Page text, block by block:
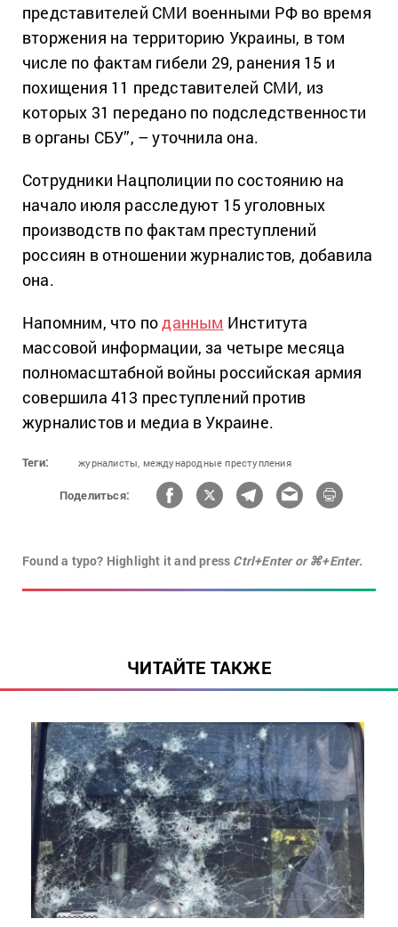
представителей СМИ военными РФ во время
вторжения на территорию Украины, в том
числе по фактам гибели 29, ранения 15 и
похищения 11 представителей СМИ, из
которых 31 передано по подследственности
в органы СБУ”, – уточнила она.
Сотрудники Нацполиции по состоянию на
начало июля расследуют 15 уголовных
производств по фактам преступлений
россиян в отношении журналистов, добавила
она.
Напомним, что поданным Института
массовой информации, за четыре месяца
полномасштабной войны российская армия
совершила 413 преступлений против
журналистов и медиа в Украине.
Теги: журналисты, международные преступления
Поделиться:
Found a typo? Highlight it and press Ctrl+Enter or ⌘+Enter.
ЧИТАЙТЕ ТАКЖЕ